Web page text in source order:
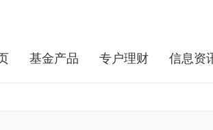
基金产品 专户理财 信息资